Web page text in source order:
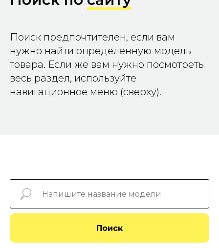
Поиск предпочтителен, если вам
нужно найти определенную модель
товара. Если же вам нужно посмотреть
весь раздел, используйте
навигационное меню (сверху).
Поиск